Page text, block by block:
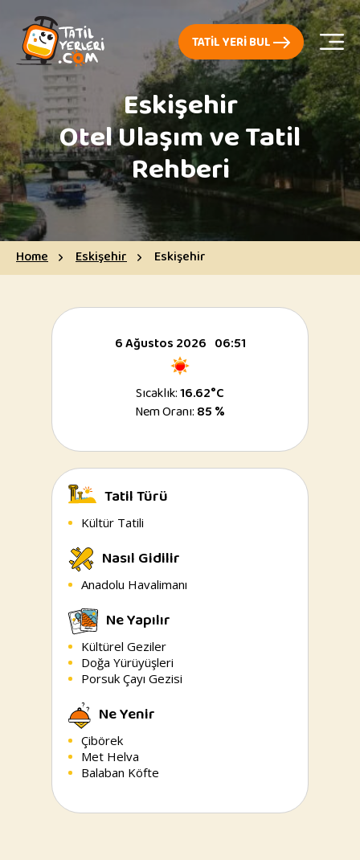
TATIL YERI BUL
Eskişehir
Otel Ulaşım ve Tatil
Rehberi
Home Eskişehir Eskişehir
Tatil Türü
Kültür Tatili
Nasıl Gidilir
Anadolu Havalimanı
Ne Yapılır
Kültürel Geziler
Doğa Yürüyüşleri
Porsuk Çayı Gezisi
Ne Yenir
Çibörek
Met Helva
Balaban Köfte
6 Ağustos 2026 06:51
Sıcaklık:16.62°C
Nem Oranı:85 %